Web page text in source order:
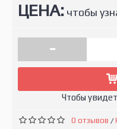
ЦЕНА: чтобы
-
Чтобы
0 отзывов /